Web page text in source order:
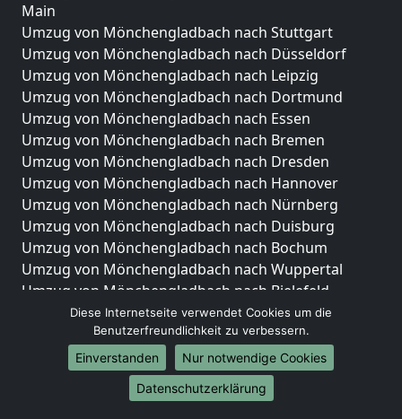
Main
Umzug von Mönchengladbach nach Stuttgart
Umzug von Mönchengladbach nach Düsseldorf
Umzug von Mönchengladbach nach Leipzig
Umzug von Mönchengladbach nach Dortmund
Umzug von Mönchengladbach nach Essen
Umzug von Mönchengladbach nach Bremen
Umzug von Mönchengladbach nach Dresden
Umzug von Mönchengladbach nach Hannover
Umzug von Mönchengladbach nach Nürnberg
Umzug von Mönchengladbach nach Duisburg
Umzug von Mönchengladbach nach Bochum
Umzug von Mönchengladbach nach Wuppertal
Umzug von Mönchengladbach nach Bielefeld
Umzug von Mönchengladbach nach Bonn
Umzug von Mönchengladbach nach Münster
Internationale-Umzüge
Umzug von Mönchengladbach nach Brasilien
Diese Internetseite verwendet Cookies um die
Benutzerfreundlichkeit zu verbessern.
Einverstanden
Nur notwendige Cookies
Datenschutzerklärung